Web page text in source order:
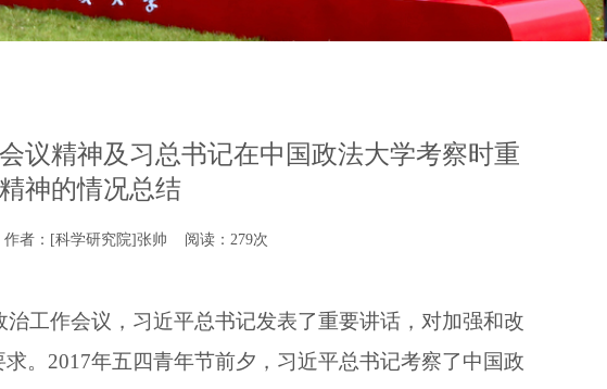
议精神及习总书记在中国政法大学考察时重
神的情况总结
者：[科学研究院]张帅 阅读： 279次
工作会议，习近平总书记发表了重要讲话，对加强和改
。2017年五四青年节前夕，习近平总书记考察了中国政